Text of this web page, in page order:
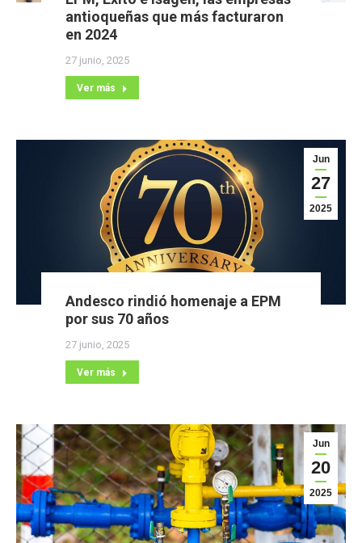
antioqueñas que más facturaron
en 2024
27 junio, 2025
Ver más
Jun
27
2025
Andesco rindió homenaje a EPM
por sus 70 años
27 junio, 2025
Ver más
Jun
20
2025